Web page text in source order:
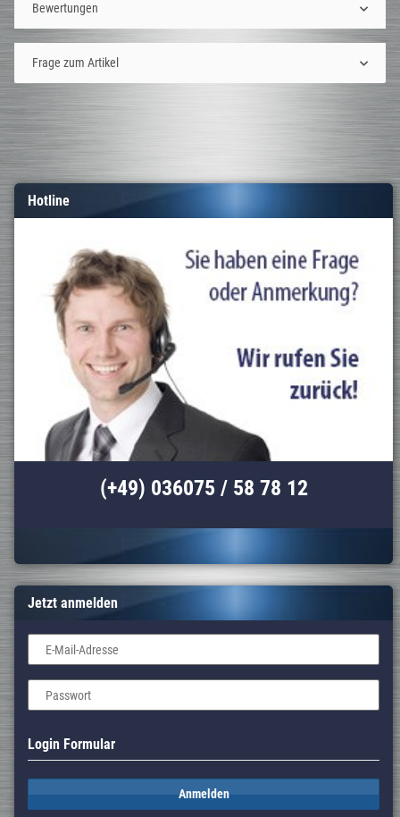
Bewertungen
Frage zum Artikel
Hotline
(+49) 036075 / 58 78 12
Jetzt anmelden
E-Mail-Adresse
Passwort
Login Formular
Anmelden